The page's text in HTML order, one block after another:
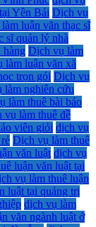
Yên Bái Dịch vụ
luận văn thạc sĩ
sĩ quản lý nhà
hàng Dịch vụ làm
làm luận văn xã
trọn gói Dịch vụ
làm nghiên cứu
làm thuê bài báo
vụ làm thuê đề
viên giỏi dịch vụ
Dịch vụ làm thuê
văn luật dịch vụ
luận văn luật tại
vụ làm thuê luận
luật tại quảng trị
dịch vụ làm
văn ngành luật ở